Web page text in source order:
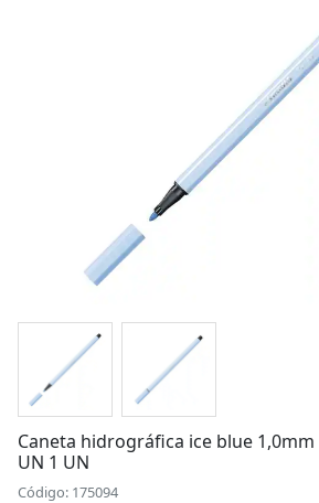
Caneta hidrográfica ice blue 1,0mm
UN 1 UN
Código: 175094